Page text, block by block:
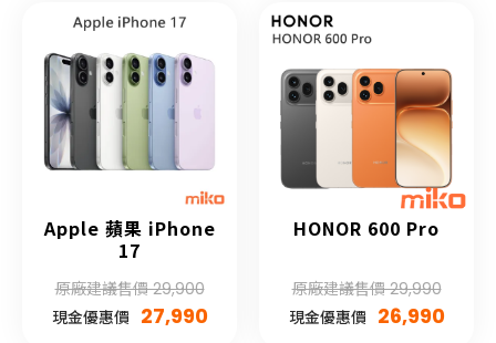
Apple 蘋果 iPhone
17
原廠建議售價 29,900
現金優惠價 27,990
HONOR 600 Pro
原廠建議售價 29,990
現金優惠價 26,990